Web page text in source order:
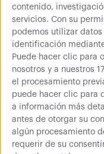
contenido,
servicios. Con su
podemos utilizar
identificación
Puede hacer clic para
nosotros y a nuestros
el procesamiento
puede hacer clic para
a información más
antes de otorgar su
algún procesamiento
requerir de su
Mostrando 1 - 1 de 1
Lo